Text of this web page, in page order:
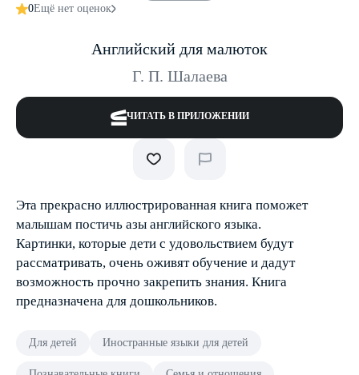
0Ещё нет оценок
Английский для малюток
Г. П. Шалаева
ЧИТАТЬ В ПРИЛОЖЕНИИ
Эта прекрасно иллюстрированная книга поможет
малышам постичь азы английского языка.
Картинки, которые дети с удовольствием будут
рассматривать, очень оживят обучение и дадут
возможность прочно закрепить знания. Книга
предназначена для дошколь­ников.
Для детей Иностранные языки для детей